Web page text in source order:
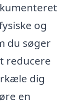
og
du søger
reducere
dig
en